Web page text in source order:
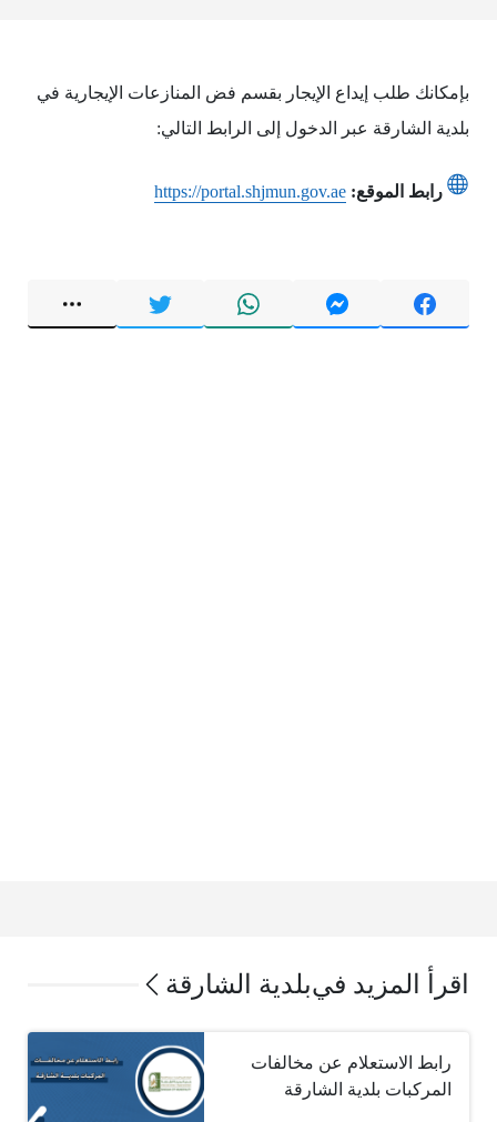
بإمكانك طلب إيداع الإيجار بقسم فض المنازعات الإيجارية في
بلدية الشارقة عبر الدخول إلى الرابط التالي:
رابط الموقع: https://portal.shjmun.gov.ae
اقرأ المزيد فيبلدية الشارقة
رابط الاستعلام عن مخالفات
المركبات بلدية الشارقة‎ ‎